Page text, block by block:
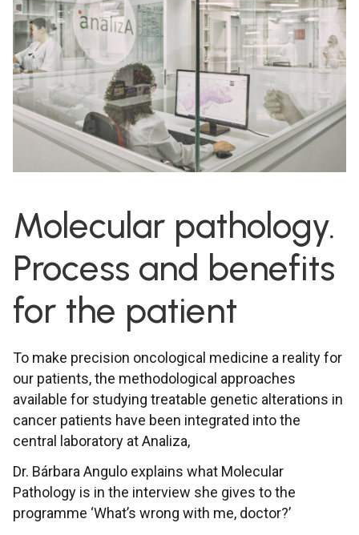
Molecular pathology.
Process and benefits
for the patient
To make precision oncological medicine a reality for
our patients, the methodological approaches
available for studying treatable genetic alterations in
cancer patients have been integrated into the
central laboratory at Analiza,
Dr. Bárbara Angulo explains what Molecular
Pathology is in the interview she gives to the
programme ‘What’s wrong with me, doctor?’